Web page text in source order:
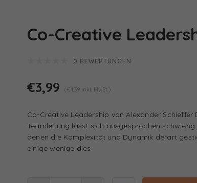
Co-Creative
0 BEWERTUNGEN
€3,99 (€4,39 Inkl. MwSt.)
Co-Creative Leadership von Alexander Schieffer
Teamleitung lässt sich ausgesprochen
denen die Komplexität und Dynamik derart
einige wenige dies